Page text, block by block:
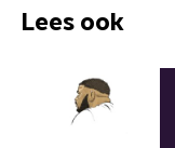
Lees ook